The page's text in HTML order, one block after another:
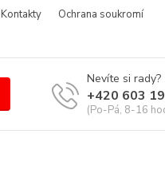
Kontakty
Ochrana soukromí
Nevíte si
+420 603
(Po-Pá, 8-16